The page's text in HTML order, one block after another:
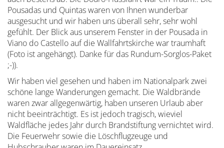
Pousadas und Quintas waren von Ihnen wunderbar
ausgesucht und wir haben uns überall sehr, sehr wohl
gefühlt. Der Blick aus unserem Fenster in der Pousada in
Viano do Castello auf die Wallfahrtskirche war traumhaft
(Foto ist angehängt). Danke für das Rundum-Sorglos-Paket
;-)).
Wir haben viel gesehen und haben im Nationalpark zwei
schöne lange Wanderungen gemacht. Die Waldbrände
waren zwar allgegenwärtig, haben unseren Urlaub aber
nicht beeinträchtigt. Es ist jedoch tragisch, wieviel
Waldfläche jedes Jahr durch Brandstiftung vernichtet wird.
Die Feuerwehr sowie die Löschflugzeuge und